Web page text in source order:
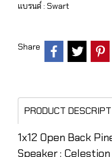
แบรนด์ : Swart
Share
PRODUCT
1x12 Open Back
Speaker : Celestion